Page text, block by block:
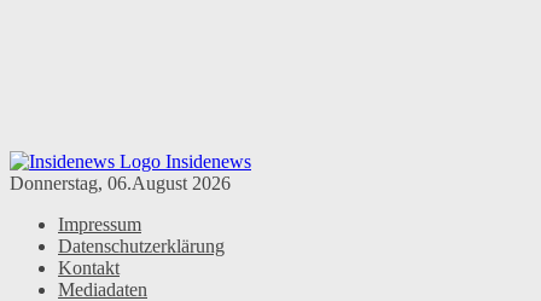
Insidenews
Donnerstag, 06.August 2026
Impressum
Datenschutzerklärung
Kontakt
Mediadaten